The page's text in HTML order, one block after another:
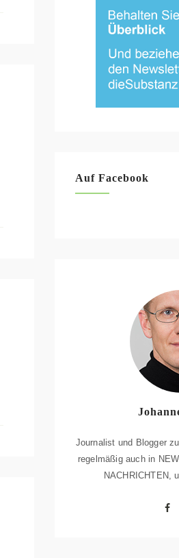
Auf Facebook
Journalist und Blogger
regelmäßig auch in
NACHRICHTEN,